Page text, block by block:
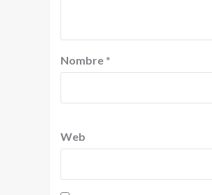
Nombre *
Web